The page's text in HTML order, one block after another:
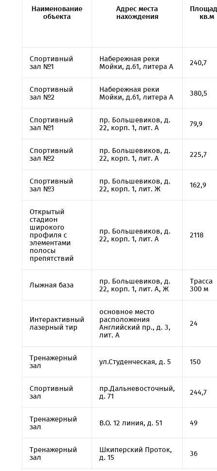
Наименование
объекта
Адрес места
нахождения
кв.м
Спортивный
зал №1
Набережная реки
Мойки, д.61, литера А
240,7
Спортивный
зал №2
Набережная реки
Мойки, д.61, литера А
380,5
Спортивный
зал №1
пр. Большевиков, д.
22, корп. 1, лит. А
79,9
Спортивный
зал №2
пр. Большевиков, д.
22, корп. 1, лит. А
225,7
Спортивный
зал №3
пр. Большевиков, д.
22, корп. 1, лит. Ж
162,9
Открытый
стадион
широкого
профиля с
элементами
полосы
препятствий
пр. Большевиков, д.
22, корп. 1, лит. А
2118
Лыжная база
пр. Большевиков, д.
22, корп. 1, лит. А, Ж
Трасса
300 м
Интерактивный
лазерный тир
основное место
расположения
Английский пр., д. 3,
лит. А
24
Тренажерный
зал
ул.Студенческая, д. 5 150
Спортивный
зал
пр.Дальневосточный,
д. 71
244,7
Тренажерный
зал
В.О. 12 линия, д. 51 49
Тренажерный
зал
Шкиперский Проток,
д. 15
36